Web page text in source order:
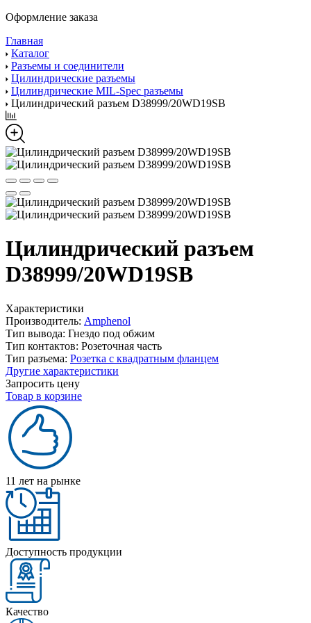
Оформление заказа
Главная
Каталог
Разъемы и соединители
Цилиндрические разъемы
Цилиндрические MIL-Spec разъемы
Цилиндрический разъем D38999/20WD19SB
Цилиндрический разъем
D38999/20WD19SB
Характеристики
Производитель: Amphenol
Тип вывода: Гнездо под обжим
Тип контактов: Розеточная часть
Тип разъема: Розетка с квадратным фланцем
Другие характеристики
Запросить цену
Товар в корзине
11 лет на рынке
Доступность продукции
Качество